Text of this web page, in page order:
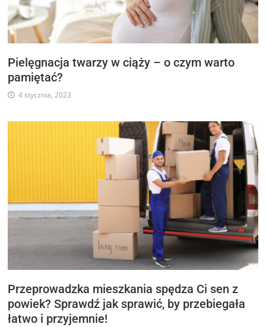
Pielęgnacja twarzy w ciąży – o czym warto
pamiętać?
4 stycznia, 2023
Przeprowadzka mieszkania spędza Ci sen z
powiek? Sprawdź jak sprawić, by przebiegała
łatwo i przyjemnie!